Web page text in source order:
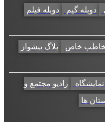
دوبله گیم دوبله فیلم
خاص بلاگ پیشواز
نمایشگاه
رادیو مجتمع و
ها